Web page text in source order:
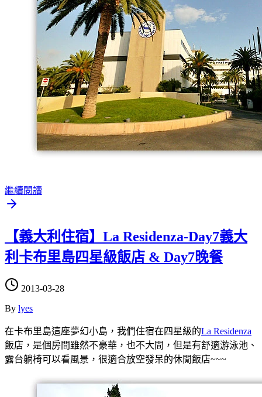
繼續閱讀
【義大利住宿】La Residenza-Day7義大
利卡布里島四星級飯店 & Day7晚餐
2013-03-28
By lyes
在卡布里島這座夢幻小島，我們住宿在四星級的La Residenza
飯店，是個房間雖然不豪華，也不大間，但是有舒適游泳池、
露台躺椅可以看風景，很適合放空發呆的休閒飯店~~~